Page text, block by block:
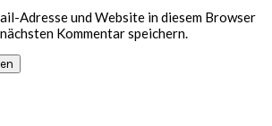
Adresse und Website in diesem Browser
Kommentar speichern.